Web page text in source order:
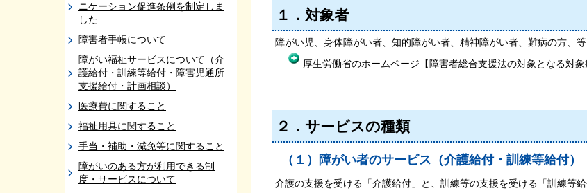
ニケーション促進条例を制定しま
した
障害者手帳について
障がい福祉サービスについて（介
護給付・訓練等給付・障害児通所
支援給付・計画相談）
医療費に関すること
福祉用具に関すること
手当・補助・減免等に関すること
障がいのある方が利用できる制
度・サービスについて
１．対象者
障がい児、身体障がい者、知的障がい者、精神障がい者、難病の方、等
厚生労働省のホームページ【障害者総合支援法の対象となる対象
２．サービスの種類
（１）障がい者のサービス（介護給付・訓練等給付）
介護の支援を受ける「介護給付」と、訓練等の支援を受ける「訓練等給